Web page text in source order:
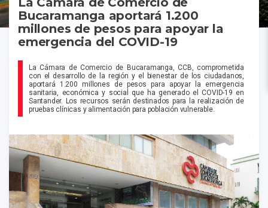
Bucaramanga aportará 1.200
millones de pesos para apoyar la
emergencia del COVID-19
La Cámara de Comercio de Bucaramanga, CCB, comprometida
con el desarrollo de la región y el bienestar de los ciudadanos,
aportará 1.200 millones de pesos para apoyar la emergencia
sanitaria, económica y social que ha generado el COVID-19 en
Santander. Los recursos serán destinados para la realización de
pruebas clínicas y alimentación para población vulnerable.